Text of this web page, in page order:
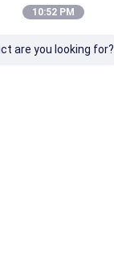
10:52 PM
are you looking for?